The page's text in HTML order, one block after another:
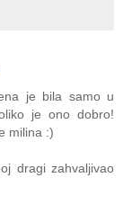
je bila samo u
je ono dobro!
milina :)
dragi zahvaljivao